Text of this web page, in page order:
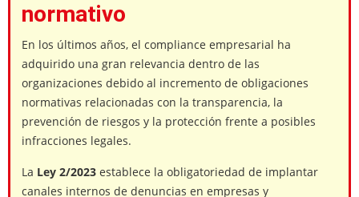
normativo
En los últimos años, el compliance empresarial ha
adquirido una gran relevancia dentro de las
organizaciones debido al incremento de obligaciones
normativas relacionadas con la transparencia, la
prevención de riesgos y la protección frente a posibles
infracciones legales.
La Ley 2/2023 establece la obligatoriedad de implantar
canales internos de denuncias en empresas y